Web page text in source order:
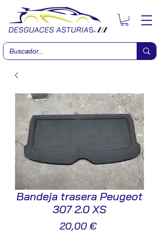
Bandeja trasera Peugeot
307 2.0 XS
20,00 €Precio